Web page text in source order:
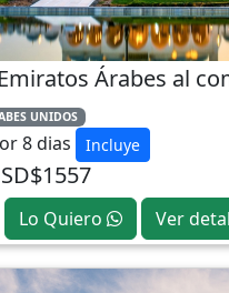
Árabes al
UNIDOS
8 dias Incluye
Lo Quiero Ver